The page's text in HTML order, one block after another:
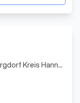
Arbeitsbereich Burgdorf Kreis Hannover